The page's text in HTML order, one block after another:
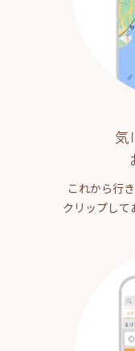
気
これから行
クリップして